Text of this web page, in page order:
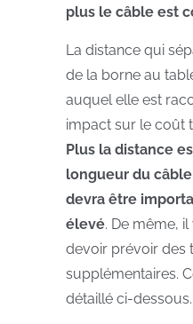
plus le câble est
La distance qui
de la borne au
auquel elle est
impact sur le coût
Plus la distance
longueur du
devra être
élevé. De même, il
devoir prévoir des
supplémentaires.
détaillé ci-dessous.